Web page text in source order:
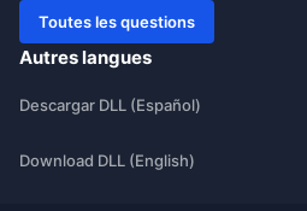
Toutes les questions
Autres langues
Descargar DLL (Español)
Download DLL (English)